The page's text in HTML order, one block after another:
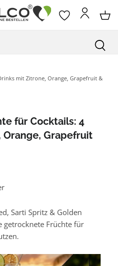
mit Zitrone, Orange, Grapefruit &
für Cocktails: 4
Grapefruit
Sarti Spritz & Golden
getrocknete Früchte für